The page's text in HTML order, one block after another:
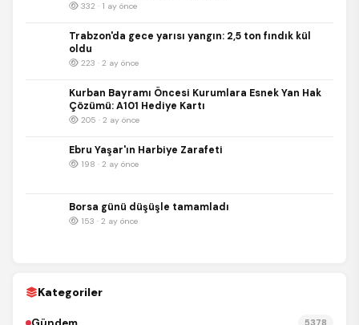
332 · 1 ay önce
Trabzon'da gece yarısı yangın: 2,5 ton fındık kül
oldu
223 · 2 ay önce
Kurban Bayramı Öncesi Kurumlara Esnek Yan Hak
Çözümü: A101 Hediye Kartı
205 · 2 ay önce
Ebru Yaşar'ın Harbiye Zarafeti
198 · 2 ay önce
Borsa günü düşüşle tamamladı
153 · 2 ay önce
Kategoriler
5378